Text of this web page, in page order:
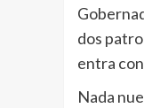
dos
entra
Nada